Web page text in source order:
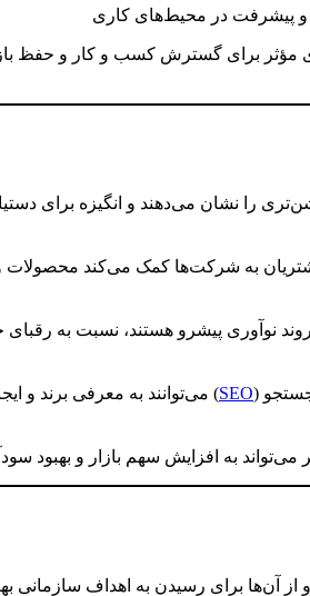
مؤثر برای گسترش کسب و کار و حفظ
را نشان می‌دهند و انگیزه برای
به شرکت‌ها کمک می‌کند محصولات و
نوآوری پیشرو هستند، نسبت به
(
SEO) می‌توانند به معرفی برند و
به افزایش سهم بازار و بهبود
آن‌ها برای رسیدن به اهداف سازمانی